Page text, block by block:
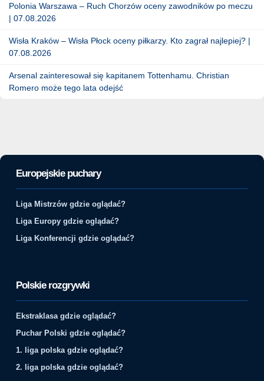
Polonia Warszawa – Ruch Chorzów oceny zawodników po meczu
| 07.08.2026
Wisła Kraków – Wisła Płock oceny piłkarzy. Kto zagrał najlepiej? |
07.08.2026
Arsenal zainteresował się kapitanem Tottenhamu. Christian
Romero może tego lata odejść
Europejskie puchary
Liga Mistrzów gdzie oglądać?
Liga Europy gdzie oglądać?
Liga Konferencji gdzie oglądać?
Polskie rozgrywki
Ekstraklasa gdzie oglądać?
Puchar Polski gdzie oglądać?
1. liga polska gdzie oglądać?
2. liga polska gdzie oglądać?